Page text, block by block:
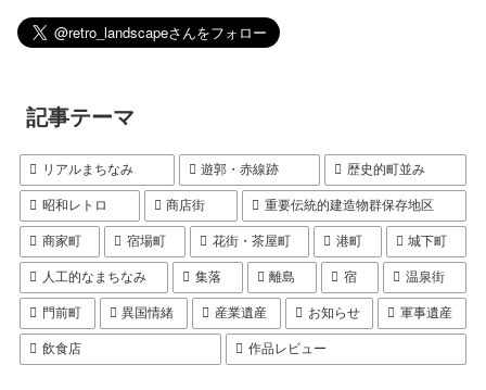
記事テーマ
リアルまちなみ 遊郭・赤線跡 歴史的町並み
昭和レトロ 商店街 重要伝統的建造物群保存地区
商家町 宿場町 花街・茶屋町 港町 城下町
人工的なまちなみ 集落 離島 宿 温泉街
門前町 異国情緒 産業遺産 お知らせ 軍事遺産
飲食店 作品レビュー